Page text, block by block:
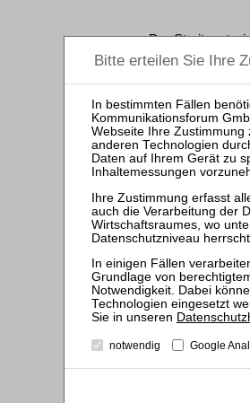
Der Streitwert
Gründe:
[1] Die
Streitfall nach
einzige
InsO) als
[2] 1. Nach der
Betrag gerade
wäre er im
Gläubiger
der Eröffnung
BGHZ 114, 315,
notwendig Google